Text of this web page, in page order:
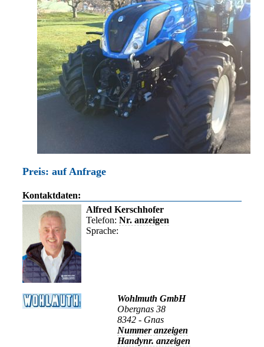
Preis: auf Anfrage
Kontaktdaten:
Alfred Kerschhofer
Telefon: Nr. anzeigen
Sprache:
Wohlmuth GmbH
Obergnas 38
8342 - Gnas
Nummer anzeigen
Handynr. anzeigen